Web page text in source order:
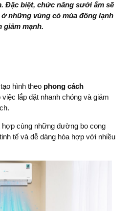
Đặc biệt, chức năng sưởi ấm sẽ
những vùng có mùa đông lạnh
giảm mạnh.
hình theo phong cách
việc lắp đặt nhanh chóng và giảm
hợp cùng những đường bo cong
tế và dễ dàng hòa hợp với nhiều